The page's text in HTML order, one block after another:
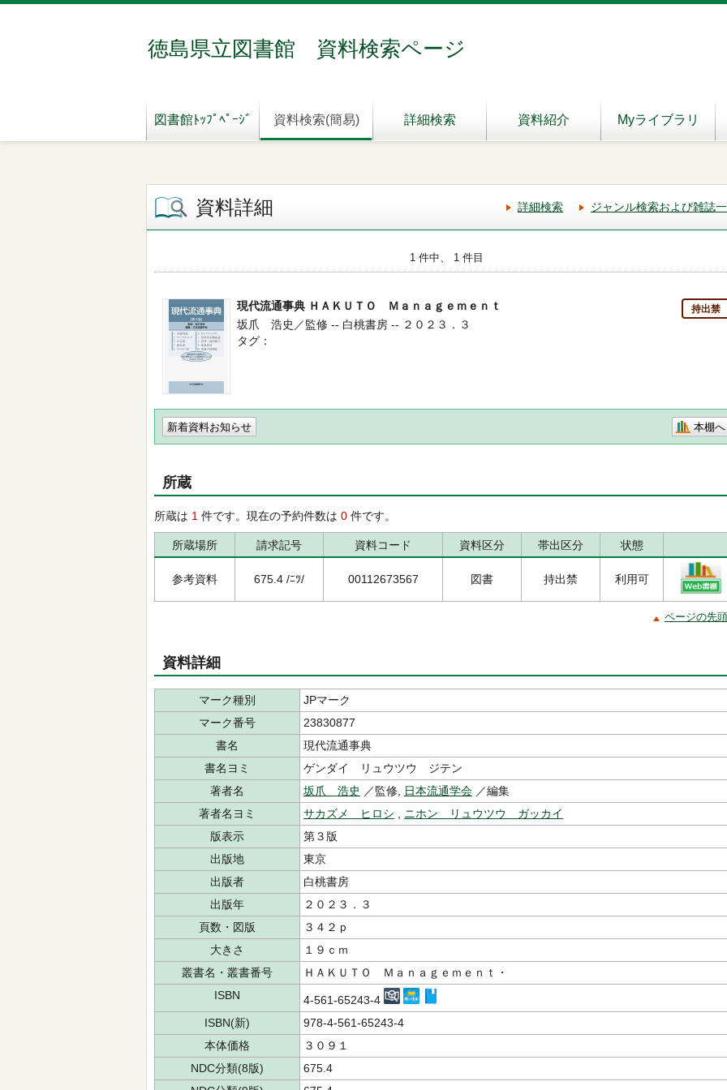
徳島県立図書館 資料検索ページ
図書館ﾄｯﾌﾟﾍﾟｰｼﾞ 資料検索(簡易) 詳細検索 資料紹介 Myライブラリ
資料詳細 詳細検索 ジャンル検索および雑誌
1 件中、 1 件目
現代流通事典 ＨＡＫＵＴＯ Ｍａｎａｇｅｍｅｎｔ 持出禁
坂爪 浩史／監修 -- 白桃書房 -- ２０２３．３
タグ
新着資料お知らせ 本棚へ
所蔵
所蔵は 1 件です。現在の予約件数は 0 件です。
所蔵場所 請求記号 資料コード 資料区分 帯出区分 状態
参考資料 675.4 /ﾆﾂ/ 00112673567 図書 持出禁 利用可
ページの先
資料詳細
マーク種別
JPマーク
マーク番号
23830877
書名
現代流通事典
書名ヨミ
ゲンダイ リュウツウ ジテン
著者名
坂爪 浩史 ／監修, 日本流通学会 ／編集
著者名ヨミ
サカズメ ヒロシ
ニホン リュウツウ ガッカイ
版表示
第３版
出版地
東京
出版者
白桃書房
出版年
２０２３．３
頁数・図版
３４２ｐ
大きさ
１９ｃｍ
叢書名・叢書番号
ＨＡＫＵＴＯ Ｍａｎａｇｅｍｅｎｔ・
ISBN
4-561-65243-4
ISBN(新)
978-4-561-65243-4
本体価格
３０９１
NDC分類(8版)
675.4